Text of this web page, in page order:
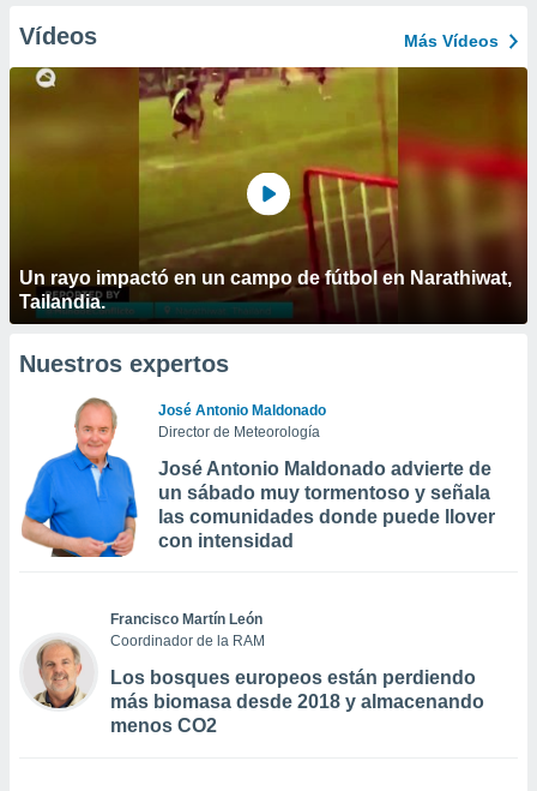
Vídeos Más Vídeos
Un rayo impactó en un campo de fútbol en Narathiwat,
Tailandia.
Nuestros expertos
José Antonio Maldonado
Director de Meteorología
José Antonio Maldonado advierte de
un sábado muy tormentoso y señala
las comunidades donde puede llover
con intensidad
Francisco Martín León
Coordinador de la RAM
Los bosques europeos están perdiendo
más biomasa desde 2018 y almacenando
menos CO2